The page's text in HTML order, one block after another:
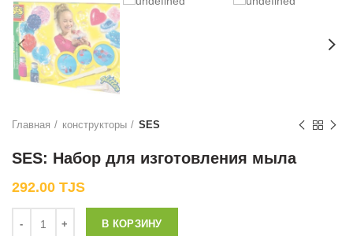
Главная конструкторы SES
SES: Набор для изготовления мыла
292.00 TJS
В КОРЗИНУ